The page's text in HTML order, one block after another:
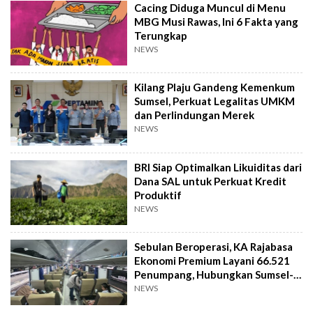
Cacing Diduga Muncul di Menu
MBG Musi Rawas, Ini 6 Fakta yang
Terungkap
NEWS
Kilang Plaju Gandeng Kemenkum
Sumsel, Perkuat Legalitas UMKM
dan Perlindungan Merek
NEWS
BRI Siap Optimalkan Likuiditas dari
Dana SAL untuk Perkuat Kredit
Produktif
NEWS
Sebulan Beroperasi, KA Rajabasa
Ekonomi Premium Layani 66.521
Penumpang, Hubungkan Sumsel-
Lampung
NEWS